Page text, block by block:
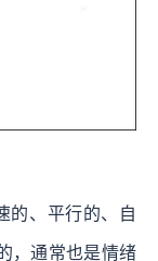
的、平行的、自
，通常也是情绪